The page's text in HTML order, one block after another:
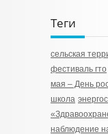
Теги
сельская
фестиваль гто
мая – День
школа
наблюдение